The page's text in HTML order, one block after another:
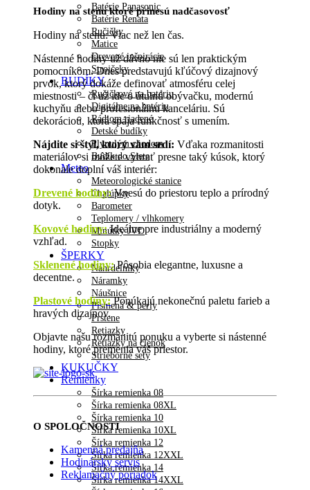
Batérie Panasonic
Batérie Renata
Ručičky
Matice
Drevené inšpirácie
Strojčeky
BUDÍKY
Ručičkové na batériu
Digitálne na batériu
Rádiom riadené
Detské budíky
Plynulým chodom
Budík do Siete
Meteo
Meteorologické stanice
Chalúpky
Barometer
Teplomery / vlhkomery
Minútky JVD
Stopky
ŠPERKY
Náhrdelníky
Náramky
Náušnice
Písmená & perly
Prstene
Retiazky
Retiazky na členok
Strieborné sety
KUKUČKY
Remienky
Šírka remienka 08
Šírka remienka 08XL
Šírka remienka 10
Šírka remienka 10XL
Šírka remienka 12
Šírka remienka 12XXL
Šírka remienka 14
Šírka remienka 14XXL
Hodiny na stenu ktoré prinesú nadčasovosť
Hodiny na stenu: Viac než len čas.
Nástenné hodiny už dávno nie sú len praktickým
pomocníkom. Dnes predstavujú kľúčový dizajnový
prvok, ktorý dokáže definovať atmosféru celej
miestnosti – či už ide o útulnú obývačku, modernú
kuchyňu alebo profesionálnu kanceláriu. Sú
dekoráciou, ktorá spája funkčnosť s umením.
Nájdite si štýl, ktorý vám sedí: Vďaka rozmanitosti
materiálov si môžete vybrať presne taký kúsok, ktorý
dokonale doplní váš interiér:
Drevené hodiny:Vnesú do priestoru teplo a prírodný
dotyk.
Kovové hodiny:Ideálne pre industriálny a moderný
vzhľad.
Sklenené hodiny:Pôsobia elegantne, luxusne a
decentne.
Plastové hodiny:Ponúkajú nekonečnú paletu farieb a
hravých dizajnov.
Objavte našu rozmanitú ponuku a vyberte si nástenné
hodiny, ktoré premenia váš priestor.
O SPOLOČNOSTI
Kamenná predajňa
Hodinársky servis
Reklamačný poriadok